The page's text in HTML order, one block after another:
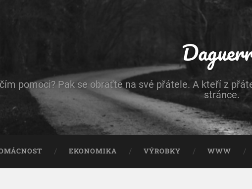
pomoci? Pak se obraťte na své přátele. A kteří z
stránce.
EKONOMIKA VÝROBKY WWW